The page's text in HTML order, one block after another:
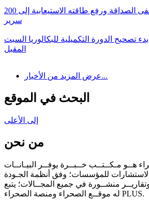
اتفاقية لتوسعة مستشفى الصداقة ورفع طاقته الاستيعابية إلى 200
سرير
تصحيح الدورة التكميلية للبكالوريا السبت
المقبل
عرض المزيد من الأخبار...
البحث في الموقع
إلى الأعلى
من نحن
هــو مـكــتــب خــبــرة يوفــر البيـانــات
والاستشارات للمؤسسات؛ وفق أنظمة الجـودة
منشــورة في جميع المجــالات؛ يتبع
له موقــع الصحراء ومنصة الصحراء PLUS.